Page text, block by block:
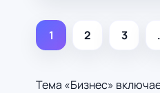
1 2 3
Тема «Бизнес»